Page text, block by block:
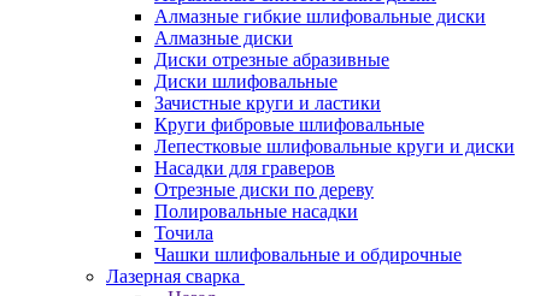
Алмазные гибкие шлифовальные диски
Алмазные диски
Диски отрезные абразивные
Диски шлифовальные
Зачистные круги и ластики
Круги фибровые шлифовальные
Лепестковые шлифовальные круги и диски
Насадки для граверов
Отрезные диски по дереву
Полировальные насадки
Точила
Чашки шлифовальные и обдирочные
Лазерная сварка